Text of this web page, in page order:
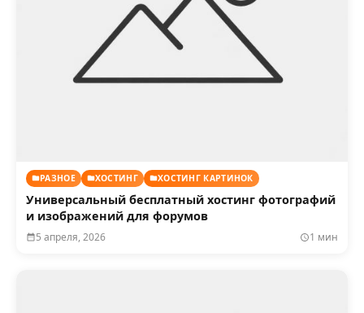
РАЗНОЕ ХОСТИНГ ХОСТИНГ КАРТИНОК
Универсальный бесплатный хостинг фотографий
и изображений для форумов
5 апреля, 2026 1 мин